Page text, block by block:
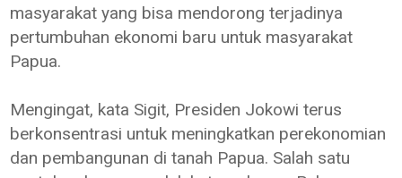
masyarakat yang bisa mendorong terjadinya
pertumbuhan ekonomi baru untuk masyarakat
Papua.
Mengingat, kata Sigit, Presiden Jokowi terus
berkonsentrasi untuk meningkatkan perekonomian
dan pembangunan di tanah Papua. Salah satu